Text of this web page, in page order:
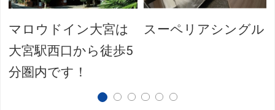
マロウドイン大宮は
大宮駅西口から徒歩5
分圏内です！
スーペリアシングル